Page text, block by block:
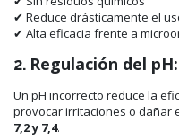
✔ Reduce drásticamente el
✔ Alta eficacia frente a
2. Regulación del
Un pH incorrecto reduce la
provocar irritaciones o dañar
7,2 y 7,4.